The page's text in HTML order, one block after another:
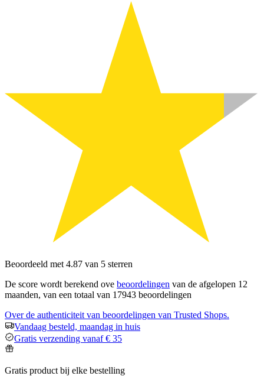
Beoordeeld met 4.87 van 5 sterren
De score wordt berekend ove beoordelingen van de afgelopen 12
maanden, van een totaal van 17943 beoordelingen
Over de authenticiteit van beoordelingen van Trusted Shops.
Vandaag besteld, maandag in huis
Gratis verzending vanaf € 35
Gratis product bij elke bestelling